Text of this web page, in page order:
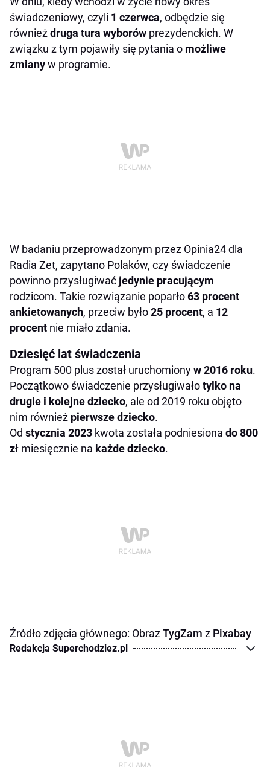
świadczeniowy, czyli 1 czerwca, odbędzie się
równieżdruga tura wyborów prezydenckich. W
związku z tym pojawiły się pytania o możliwe
zmianyw programie.
W badaniu przeprowadzonym przez Opinia24 dla
Radia Zet, zapytano Polaków, czy świadczenie
powinno przysługiwać jedynie pracującym
rodzicom. Takie rozwiązanie poparło63 procent
ankietowanych, przeciw było25 procent, a 12
procent nie miało zdania.
Dziesięć lat świadczenia
Program 500 plus został uruchomionyw 2016 roku.
Początkowo świadczenie przysługiwałotylko na
drugie i kolejne dziecko, ale od 2019 roku objęto
nim również pierwsze dziecko.
Od stycznia 2023 kwota została podniesiona do 800
zł miesięcznie na każde dziecko.
Źródło zdjęcia głównego: ObrazTygZam z Pixabay
Redakcja Superchodziez.pl